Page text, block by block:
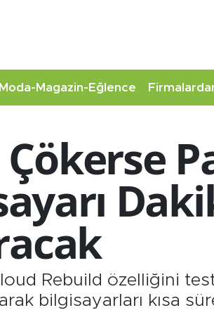
Moda-Magazin-Eğlence
Rebuild özelliğini
bilgisayarları kısa